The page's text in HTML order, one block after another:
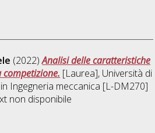
(2022)Analisi delle caratteristiche
[Laurea], Università di
Ingegneria meccanica [L-DM270]
non disponibile